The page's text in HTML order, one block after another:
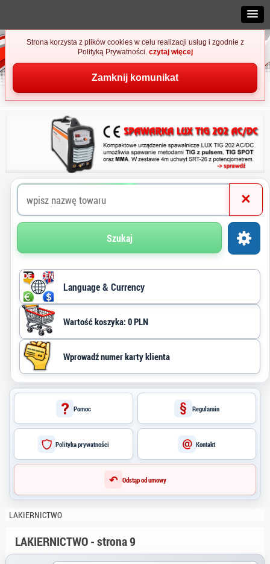
Strona korzysta z plików cookies w celu realizacji usług i zgodnie z
Polityką Prywatności. czytaj więcej
Zamknij komunikat
Language & Currency
Wartość koszyka: 0 PLN
Szukaj
×
Pomoc Regulamin
Polityka prywatności Kontakt
↶ Odstąp od umowy
LAKIERNICTWO
LAKIERNICTWO - strona 9